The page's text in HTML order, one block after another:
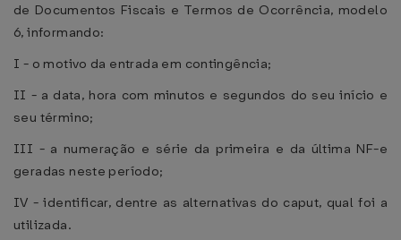
de Documentos Fiscais e Termos de Ocorrência, modelo
6, informando:
I - o motivo da entrada em contingência;
II - a data, hora com minutos e segundos do seu início e
seu término;
III - a numeração e série da primeira e da última NF-e
geradas neste período;
IV - identificar, dentre as alternativas do caput, qual foi a
utilizada.